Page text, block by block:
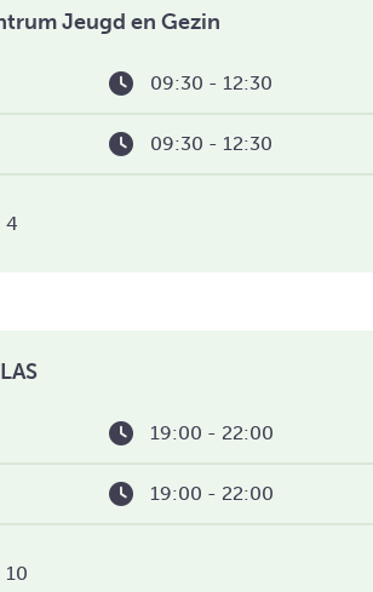
Jeugd en Gezin
09:30 - 12:30
09:30 - 12:30
4
19:00 - 22:00
19:00 - 22:00
10